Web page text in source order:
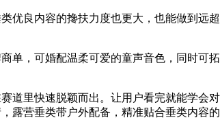
良内容的搀扶力度也更大，也能做到远
，可婚配温柔可爱的童声音色，同时可
里快速脱颖而出。让用户看完就能学会
露营垂类带户外配备，精准贴合垂类内容